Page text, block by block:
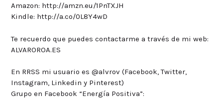
Amazon: http://amzn.eu/1PnTXJH
Kindle: http://a.co/0L8Y4wD
Te recuerdo que puedes contactarme a través de mi web:
ALVAROROA.ES
En RRSS mi usuario es @alvrov (Facebook, Twitter,
Instagram, Linkedin y Pinterest)
Grupo en Facebook “Energía Positiva”: